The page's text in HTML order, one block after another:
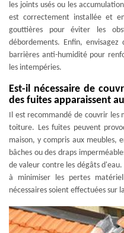
les joints usés ou les
est correctement installée et
gouttières pour éviter les
débordements. Enfin,
barrières anti-humidité pour
les intempéries.
Est-il nécessaire de
des fuites apparaissent
Il est recommandé de couvrir les
toiture. Les fuites peuvent
maison, y compris aux meubles,
bâches ou des draps
de valeur contre les dégâts
à minimiser les pertes
nécessaires soient effectuées sur